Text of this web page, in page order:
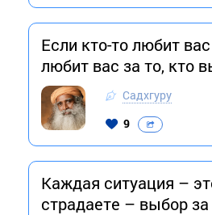
Если кто-то любит
любит вас за то, кто
Садхгуру
9
Каждая ситуация –
страдаете – выбор